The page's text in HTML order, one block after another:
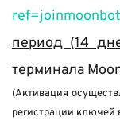
ref=joinmoonbot
период (14
терминала
(Активация
регистрации ключей